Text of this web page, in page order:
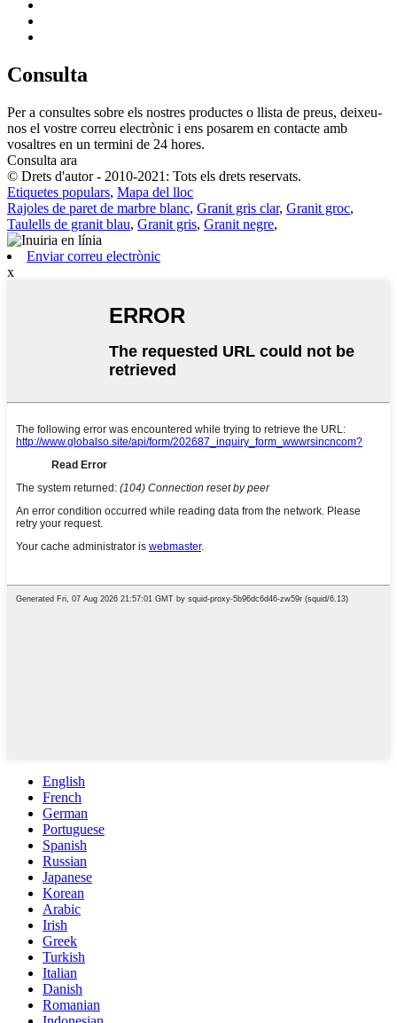
Consulta
Per a consultes sobre els nostres productes o llista de preus, deixeu-
nos el vostre correu electrònic i ens posarem en contacte amb
vosaltres en un termini de 24 hores.
Consulta ara
© Drets d'autor - 2010-2021: Tots els drets reservats.
Etiquetes populars, Mapa del lloc
Rajoles de paret de marbre blanc, Granit gris clar, Granit groc,
Taulells de granit blau, Granit gris, Granit negre,
Enviar correu electrònic
x
English
French
German
Portuguese
Spanish
Russian
Japanese
Korean
Arabic
Irish
Greek
Turkish
Italian
Danish
Romanian